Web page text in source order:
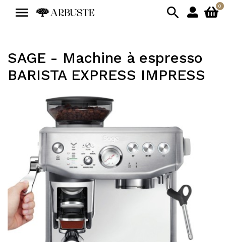
  0
SAGE - Machine à espresso
BARISTA EXPRESS IMPRESS